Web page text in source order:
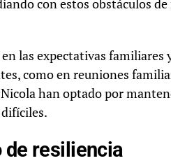
con estos obstáculos
las expectativas familiares
como en reuniones
han optado por
de resiliencia